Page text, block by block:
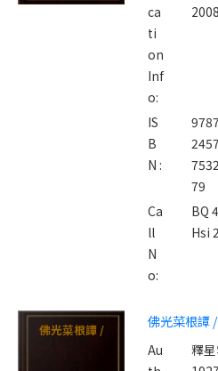
ca
ti
on
Inf
o:
IS
B
N :
79
Ca
ll
N
o:
BQ
Hsi
佛光菜根譚 /
佛光菜根譚 /
Au
釋